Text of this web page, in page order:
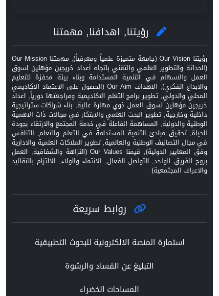
رؤيتنا, اهدافنا, مهمتنا
رؤيتنا Our Vision (جامعة متميزة علمياً ومعرفياً), مهمتنا Our Mission
(الحداثة والتطوير العلمي والتقني باتجاه أعداد خريجين مؤهلين لسوق
العمل والاسهام في التنمية المستدامة وبناء بيئة محفزة للتعليم
والابداع الفكري), الاهداف Our Aim (الحصول على الاعتماد الاكاديمي
المحلي والدولي, تطوير برامج التعلم الاكاديمية ومراجعتها دورياً, اعداد
خريجين مؤهلين لسوق العمل ذوي مهارة عالية, بناء شراكات ستراتيجية
داخلية وخارجية, تطوير البحث العلمي والابتكار في مجالات ذات الاهمية
الوطنية والدولية, المساهمة الفاعلة في خدمة المجتمع والارتقاء بجودة
الحياة, تحقيق مبادئ التنمية المستدامة في التعلم والتعلم, التنافس
في مجال التصانيف الوطنية والعالمية, تطوير الملاكات العلمية والادارية
وفق المعايير الدولية), قيمنا Our Values (النزاهة والشفافية, العمل
بروح الفريق الواحد, التواصل الفعال, الانتماء والولاء, الالتزام بالتقاليد
والاعراف المجتمعية)
روابط سريعة
استمارة المنصة الالكترونية للبحوث التطبيقية
التبليغ عن الفساد والرشوة
المساحات الخضراء